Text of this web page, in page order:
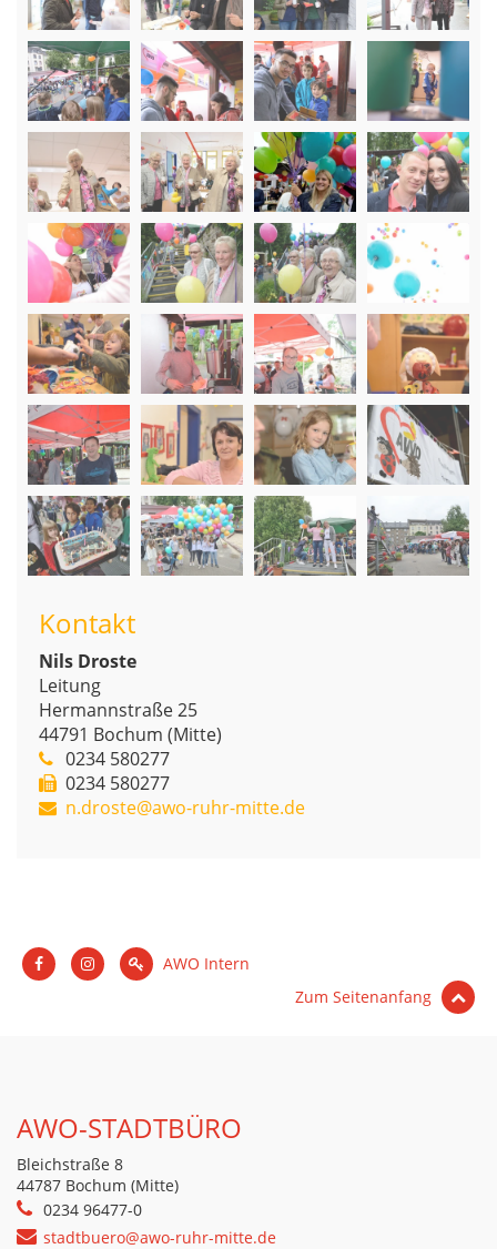
Kontakt
Nils Droste
Leitung
Hermannstraße 25
44791 Bochum (Mitte)
0234 580277
0234 580277
n.droste@awo-ruhr-mitte.de
AWO Intern
Zum Seitenanfang
AWO-STADTBÜRO
Bleichstraße 8
44787 Bochum (Mitte)
0234 96477-0
stadtbuero@awo-ruhr-mitte.de